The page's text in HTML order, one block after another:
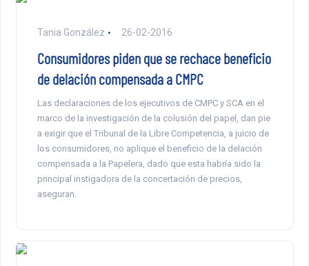
Tania González 26-02-2016
Consumidores piden que se rechace beneficio
de delación compensada a CMPC
Las declaraciones de los ejecutivos de CMPC y SCA en el
marco de la investigación de la colusión del papel, dan pie
a exigir que el Tribunal de la Libre Competencia, a juicio de
los consumidores, no aplique el beneficio de la delación
compensada a la Papelera, dado que esta habría sido la
principal instigadora de la concertación de precios,
aseguran.